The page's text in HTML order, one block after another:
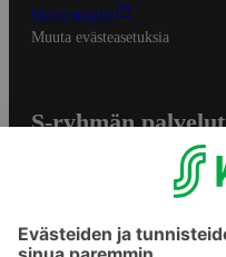
Mainostajalle
Muuta evästeasetuksia
S-ryhmän palvelut
Yhteishyvä Ruoka -sovellus